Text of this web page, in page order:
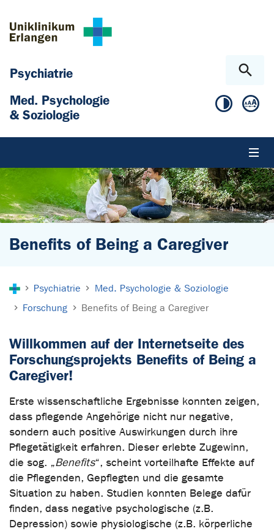
Psychiatrie
Med. Psychologie
& Soziologie
Benefits of Being a Caregiver
Psychiatrie
Med. Psychologie & Soziologie
Forschung
Benefits of Being a Caregiver
Willkommen auf der Internetseite des
Forschungsprojekts Benefits of Being a
Caregiver!
Erste wissenschaftliche Ergebnisse konnten zeigen,
dass pflegende Angehörige nicht nur negative,
sondern auch positive Auswirkungen durch ihre
Pflegetätigkeit erfahren. Dieser erlebte Zugewinn,
die sog. „Benefits“, scheint vorteilhafte Effekte auf
die Pflegenden, Gepflegten und die gesamte
Situation zu haben. Studien konnten Belege dafür
finden, dass negative psychologische (z.B.
Depression) sowie physiologische (z.B. körperliche